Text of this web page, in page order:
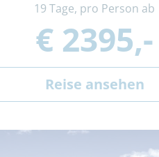
19 Tage, pro Person ab
€ 2395,-
Reise ansehen